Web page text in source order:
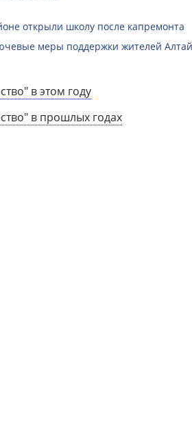
открыли школу после капремонта
меры поддержки жителей
в этом году
в прошлых годах